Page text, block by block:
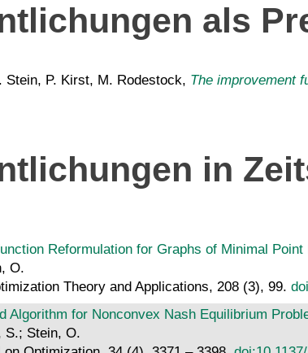
als
Stein, P. Kirst, M. Rodestock, The improvement
in
Reformulation for Graphs of Minimal Point
O.
Theory and Applications, 208 (3), 99.
Algorithm for Nonconvex Nash Equilibrium
S.; Stein, O.